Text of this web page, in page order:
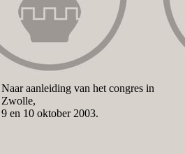
Naar aanleiding van het congres in
Zwolle,
9 en 10 oktober 2003.